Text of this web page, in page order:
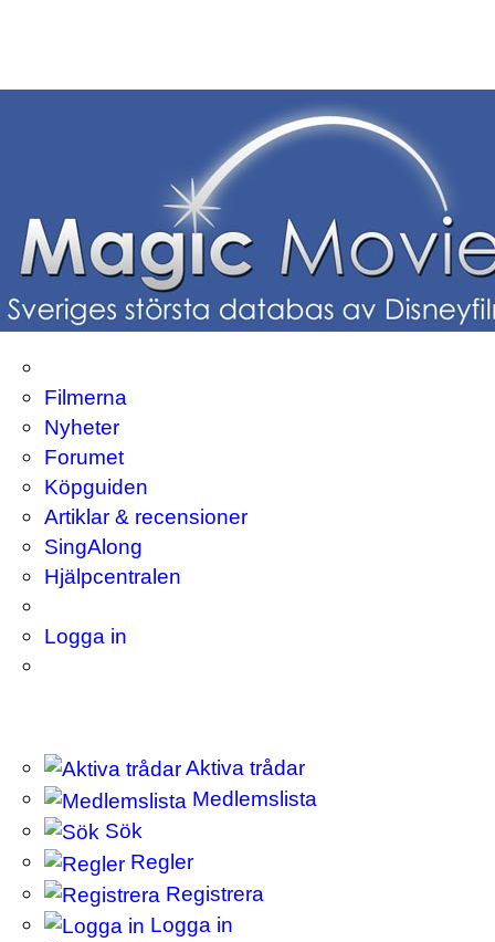
Filmerna
Nyheter
Forumet
Köpguiden
Artiklar & recensioner
SingAlong
Hjälpcentralen
Logga in
Aktiva trådar
Medlemslista
Sök
Regler
Registrera
Logga in